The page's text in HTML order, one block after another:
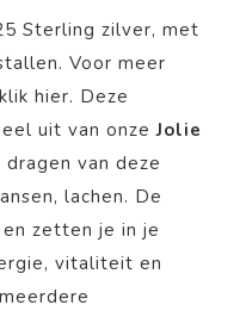
Sterling zilver, met
Voor meer
hier. Deze
uit van onzeJolie
van deze
lachen. De
zetten je in je
vitaliteit en